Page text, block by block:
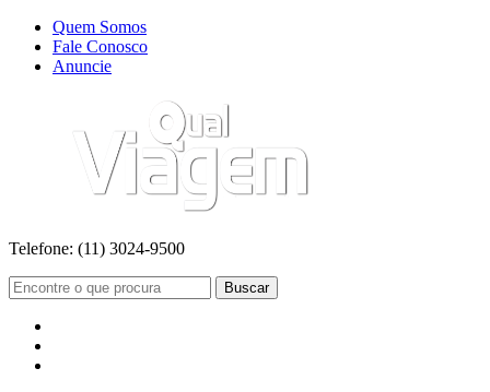
Quem Somos
Fale Conosco
Anuncie
Telefone: (11) 3024-9500
Buscar